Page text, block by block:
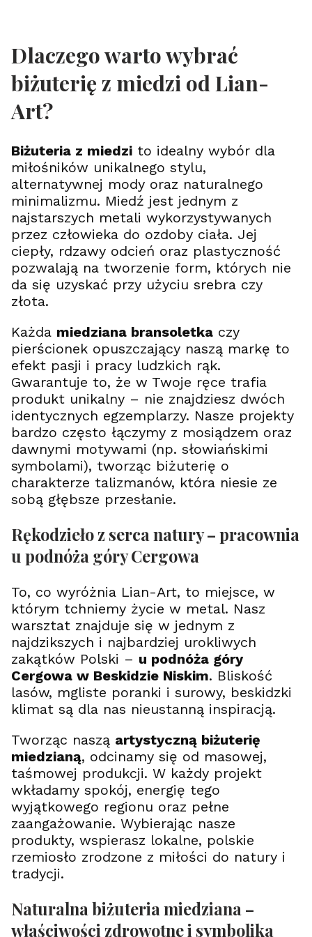
g
g
d
r
D
r
z
e
w
o
Ż
y
c
i
s
o
l
e
k
ł
o
w
i
a
ń
s
k
a
–
S
m
b
S
w
a
r
o
g
a
(
S
w
a
r
o
ż
y
a
)
z
M
s
i
ą
d
z
u
|
G
r
a
w
r
e
m
s
o
l
e
S
y
m
b
o
l
e
m
P
e
n
z
y
s
t
a
M
e
d
ź
,
1
5
m
m
O
p
c
j
G
r
a
w
e
r
u
)
Dlaczego warto wybrać
biżuterię z miedzi od Lian-
Art?
Biżuteria z miedzi to idealny wybór dla
miłośników unikalnego stylu,
alternatywnej mody oraz naturalnego
minimalizmu. Miedź jest jednym z
najstarszych metali wykorzystywanych
przez człowieka do ozdoby ciała. Jej
ciepły, rdzawy odcień oraz plastyczność
pozwalają na tworzenie form, których nie
da się uzyskać przy użyciu srebra czy
złota.
Każda miedziana bransoletka czy
pierścionek opuszczający naszą markę to
efekt pasji i pracy ludzkich rąk.
Gwarantuje to, że w Twoje ręce trafia
produkt unikalny – nie znajdziesz dwóch
identycznych egzemplarzy. Nasze projekty
bardzo często łączymy z mosiądzem oraz
dawnymi motywami (np. słowiańskimi
symbolami), tworząc biżuterię o
charakterze talizmanów, która niesie ze
sobą głębsze przesłanie.
Rękodzieło z serca natury – pracownia
u podnóża góry Cergowa
To, co wyróżnia Lian-Art, to miejsce, w
którym tchniemy życie w metal. Nasz
warsztat znajduje się w jednym z
najdzikszych i najbardziej urokliwych
zakątków Polski – u podnóża góry
Cergowa w Beskidzie Niskim. Bliskość
lasów, mgliste poranki i surowy, beskidzki
klimat są dla nas nieustanną inspiracją.
Tworząc naszą artystyczną biżuterię
miedzianą, odcinamy się od masowej,
taśmowej produkcji. W każdy projekt
wkładamy spokój, energię tego
wyjątkowego regionu oraz pełne
zaangażowanie. Wybierając nasze
produkty, wspierasz lokalne, polskie
rzemiosło zrodzone z miłości do natury i
tradycji.
Naturalna biżuteria miedziana –
właściwości zdrowotne i symbolika